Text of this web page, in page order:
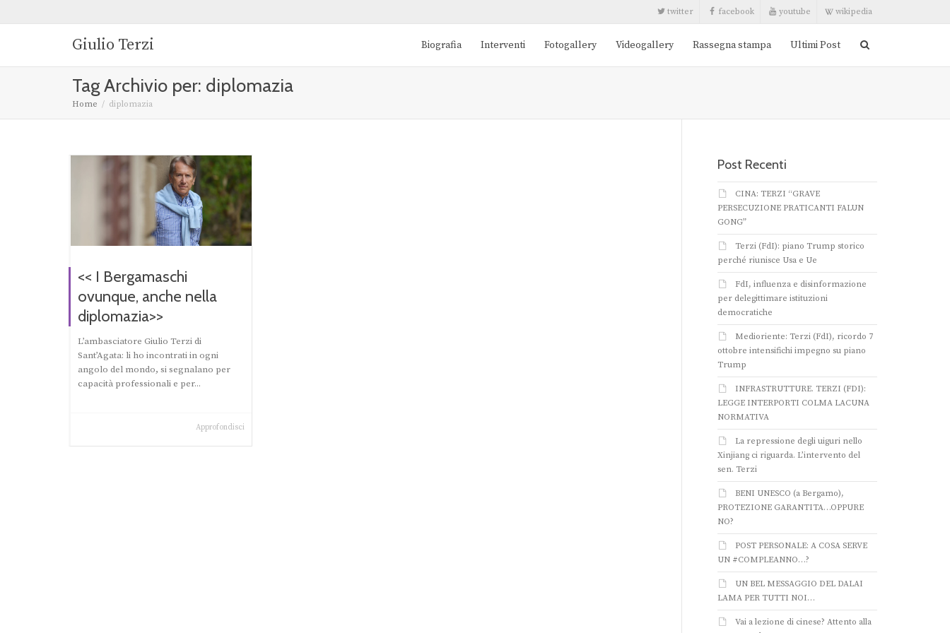
twitter facebook youtube wikipedia
Giulio Terzi Biografia Interventi Fotogallery Videogallery Rassegna stampa Ultimi Post
Tag Archivio per: diplomazia
Home diplomazia
<< I Bergamaschi
ovunque, anche nella
diplomazia>>
L’ambasciatore Giulio Terzi di
Sant’Agata: li ho incontrati in ogni
angolo del mondo, si segnalano per
capacità professionali e per...
Approfondisci
Post Recenti
CINA: TERZI “GRAVE
PERSECUZIONE PRATICANTI FALUN
GONG”
Terzi (FdI): piano Trump storico
perché riunisce Usa e Ue
FdI, influenza e disinformazione
per delegittimare istituzioni
democratiche
Medioriente: Terzi (FdI), ricordo 7
ottobre intensifichi impegno su piano
Trump
INFRASTRUTTURE. TERZI (FDI):
LEGGE INTERPORTI COLMA LACUNA
NORMATIVA
La repressione degli uiguri nello
Xinjiang ci riguarda. L’intervento del
sen. Terzi
BENI UNESCO (a Bergamo),
PROTEZIONE GARANTITA…OPPURE
NO?
POST PERSONALE: A COSA SERVE
UN #COMPLEANNO…?
UN BEL MESSAGGIO DEL DALAI
LAMA PER TUTTI NOI…
Vai a lezione di cinese? Attento alla